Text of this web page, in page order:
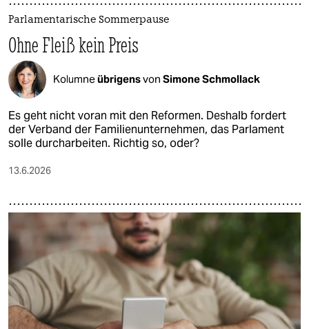
Parlamentarische Sommerpause
Ohne Fleiß kein Preis
Kolumneübrigensvon Simone Schmollack
Es geht nicht voran mit den Reformen. Deshalb fordert
der Verband der Familienunternehmen, das Parlament
solle durcharbeiten. Richtig so, oder?
13.6.2026